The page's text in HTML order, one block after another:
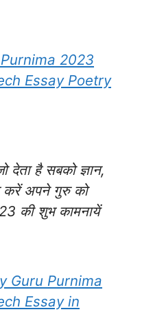
2023
Essay Poetry
देता है सबको ज्ञान,
करें अपने गुरु को
की शुभ कामनायें
Guru Purnima
Essay in